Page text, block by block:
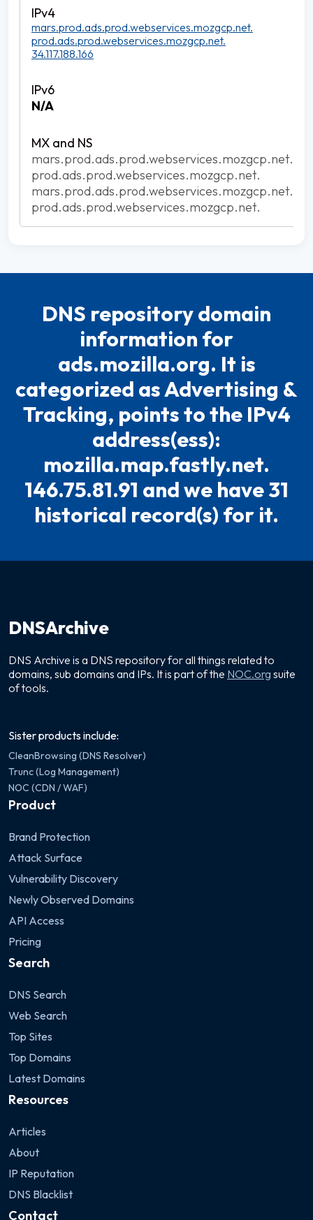
mars.prod.ads.prod.webservices.mozgcp.net.
prod.ads.prod.webservices.mozgcp.net.
34.117.188.166
N/A
mars.prod.ads.prod.webservices.mozgcp.net.
prod.ads.prod.webservices.mozgcp.net.
mars.prod.ads.prod.webservices.mozgcp.net.
prod.ads.prod.webservices.mozgcp.net.
DNS repository domain
information for
ads.mozilla.org. It is
categorized as Advertising &
Tracking, points to the IPv4
address(ess):
mozilla.map.fastly.net.
146.75.81.91 and we have 31
historical record(s) for it.
DNSArchive
DNS Archive is a DNS repository for all things related to
domains, sub domains and IPs. It is part of the NOC.org suite
of tools.
Sister products include:
CleanBrowsing (DNS Resolver)
Trunc (Log Management)
NOC (CDN / WAF)
Product
Brand Protection
Attack Surface
Vulnerability Discovery
Newly Observed Domains
API Access
Pricing
Search
DNS Search
Web Search
Top Sites
Top Domains
Latest Domains
Resources
Articles
About
IP Reputation
DNS Blacklist
Contact